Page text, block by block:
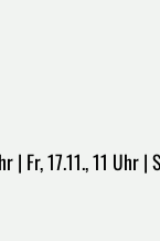
| Fr, 17.11., 11 Uhr |